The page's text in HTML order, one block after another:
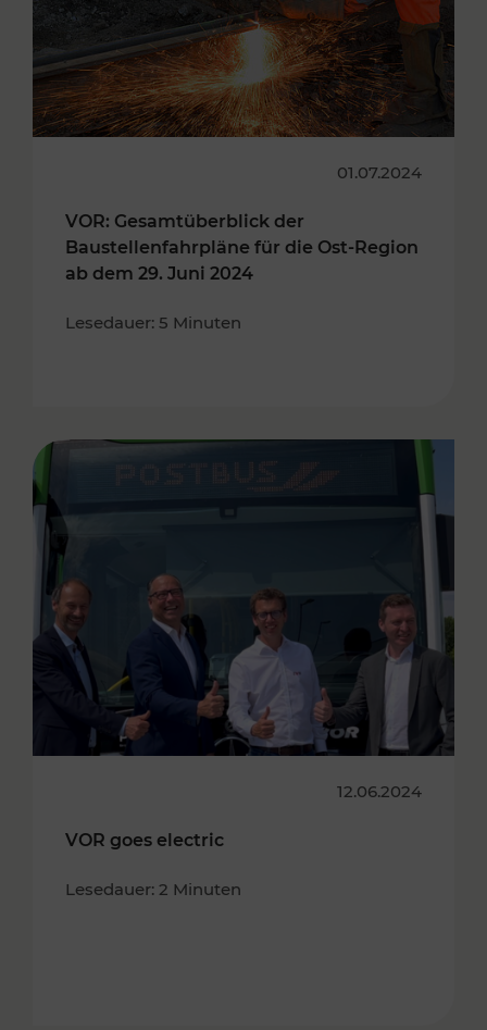
01.07.2024
VOR: Gesamtüberblick der
Baustellenfahrpläne für die Ost-Region
ab dem 29. Juni 2024
Lesedauer: 5 Minuten
12.06.2024
VOR goes electric
Lesedauer: 2 Minuten